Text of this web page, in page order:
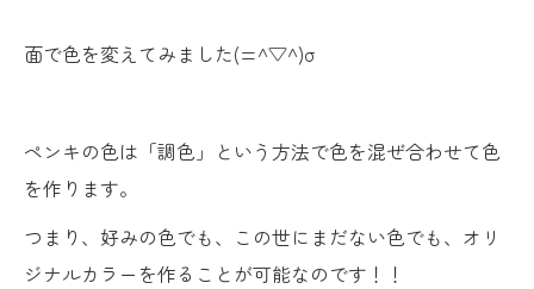
面で色を変えてみました(=^▽^)σ
ペンキの色は「調色」という方法で色を混ぜ合わせて色
を作ります。
つまり、好みの色でも、この世にまだない色でも、オリ
ジナルカラーを作ることが可能なのです！！